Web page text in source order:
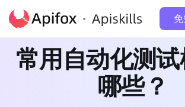
常用自动化测
哪些？